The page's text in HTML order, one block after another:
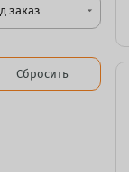
заказ arrow_drop_down
Сбросить